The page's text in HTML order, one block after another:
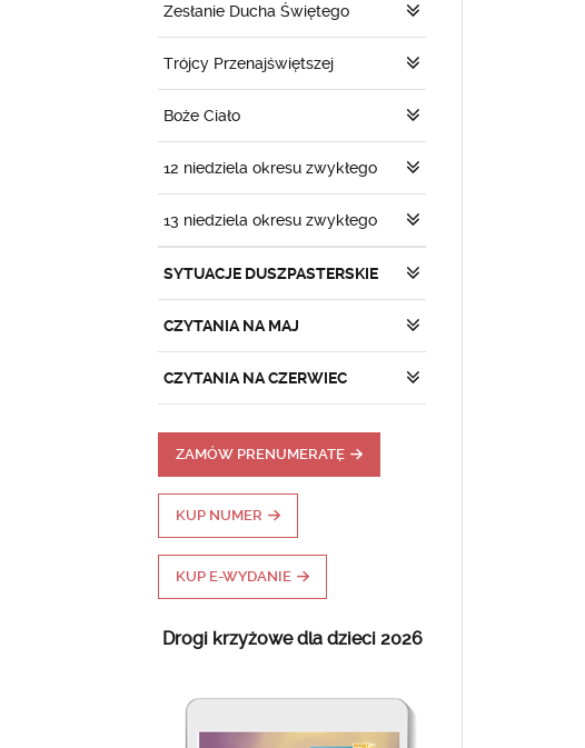
Zesłanie Ducha Świętego
Trójcy Przenajświętszej
Boże Ciało
12 niedziela okresu zwykłego
13 niedziela okresu zwykłego
SYTUACJE DUSZPASTERSKIE
CZYTANIA NA MAJ
CZYTANIA NA CZERWIEC
ZAMÓW PRENUMERATĘ
KUP NUMER
KUP E-WYDANIE
Drogi krzyżowe dla dzieci 2026